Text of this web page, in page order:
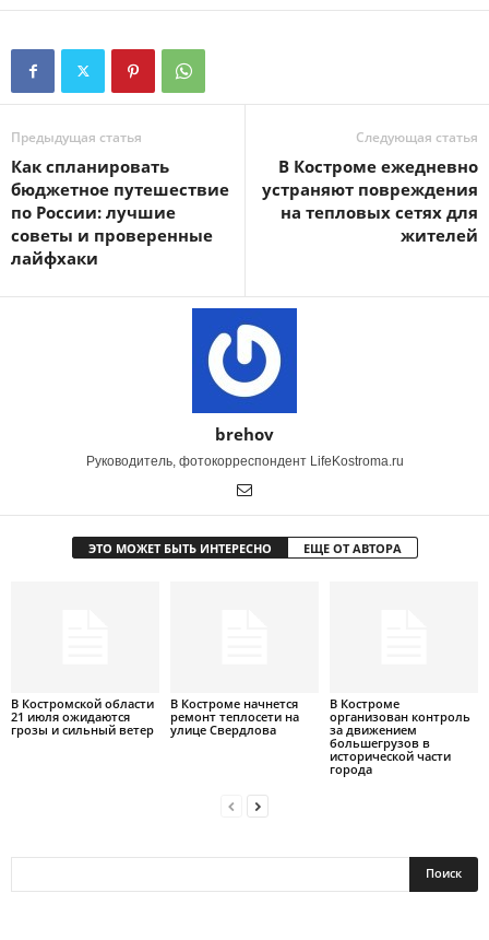
Предыдущая статья
Как спланировать
бюджетное путешествие
по России: лучшие
советы и проверенные
лайфхаки
Следующая статья
В Костроме ежедневно
устраняют повреждения
на тепловых сетях для
жителей
brehov
Руководитель, фотокорреспондент LifeKostroma.ru
ЭТО МОЖЕТ БЫТЬ ИНТЕРЕСНО ЕЩЕ ОТ АВТОРА
В Костромской области
21 июля ожидаются
грозы и сильный ветер
В Костроме начнется
ремонт теплосети на
улице Свердлова
В Костроме
организован контроль
за движением
большегрузов в
исторической части
города